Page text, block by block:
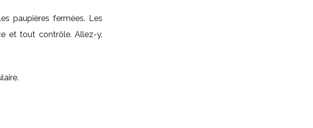
paupières fermées. Les
et tout contrôle. Allez-y,